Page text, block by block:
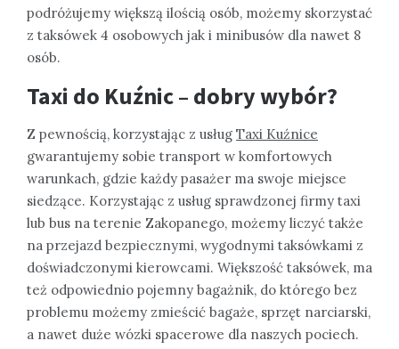
podróżujemy większą ilością osób, możemy skorzystać
z taksówek 4 osobowych jak i minibusów dla nawet 8
osób.
Taxi do Kuźnic – dobry wybór?
Z pewnością, korzystając z usług Taxi Kuźnice
gwarantujemy sobie transport w komfortowych
warunkach, gdzie każdy pasażer ma swoje miejsce
siedzące. Korzystając z usług sprawdzonej firmy taxi
lub bus na terenie Zakopanego, możemy liczyć także
na przejazd bezpiecznymi, wygodnymi taksówkami z
doświadczonymi kierowcami. Większość taksówek, ma
też odpowiednio pojemny bagażnik, do którego bez
problemu możemy zmieścić bagaże, sprzęt narciarski,
a nawet duże wózki spacerowe dla naszych pociech.